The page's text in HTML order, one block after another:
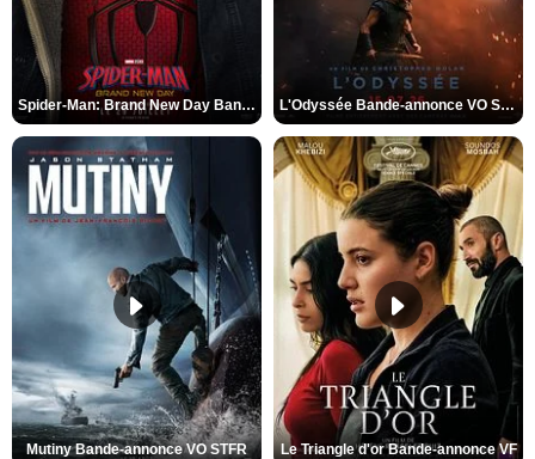
Spider-Man: Brand New Day Bande-annonce VO STFR L'Odyssée Bande-annonce VO STFR
Mutiny Bande-annonce VO STFR Le Triangle d'or Bande-annonce VF